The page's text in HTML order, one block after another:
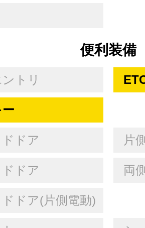
便利装備
トリ
ドア 片
ドア 両
ドア(片側電動)